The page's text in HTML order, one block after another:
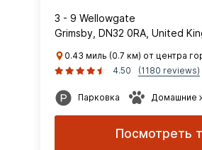
3 - 9 Wellowgate
Grimsby, DN32 0RA, United
0.43 миль (0.7 км) от центра
4.50
(1180 reviews)
Парковка Домашние
Посмотреть